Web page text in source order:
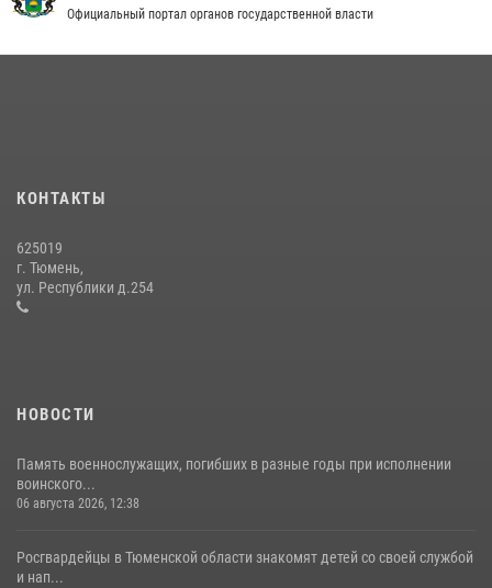
Военнослужащие Росгвардии сбили дрон-разведчик ВСУ на южном
направлении
05 августа 2026, 05:35
Официальный портал органов государственной власти
КОНТАКТЫ
625019
г. Тюмень,
ул. Республики д.254
НОВОСТИ
Память военнослужащих, погибших в разные годы при исполнении
воинского...
06 августа 2026, 12:38
Росгвардейцы в Тюменской области знакомят детей со своей службой
и нап...